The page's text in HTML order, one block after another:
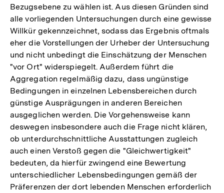
Bezugsebene zu wählen ist. Aus diesen Gründen sind
alle vorliegenden Untersuchungen durch eine gewisse
Willkür gekennzeichnet, sodass das Ergebnis oftmals
eher die Vorstellungen der Urheber der Untersuchung
und nicht unbedingt die Einschätzung der Menschen
"vor Ort" widerspiegelt. Außerdem führt die
Aggregation regelmäßig dazu, dass ungünstige
Bedingungen in einzelnen Lebensbereichen durch
günstige Ausprägungen in anderen Bereichen
ausgeglichen werden. Die Vorgehensweise kann
deswegen insbesondere auch die Frage nicht klären,
ob unterdurchschnittliche Ausstattungen zugleich
auch einen Verstoß gegen die "Gleichwertigkeit"
bedeuten, da hierfür zwingend eine Bewertung
unterschiedlicher Lebensbedingungen gemäß der
Präferenzen der dort lebenden Menschen erforderlich